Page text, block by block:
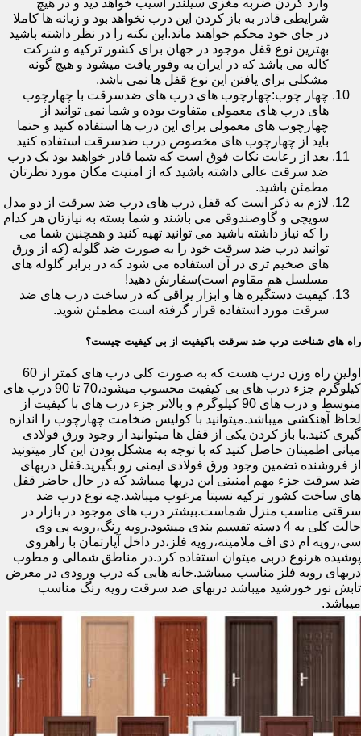
وارد کردن ضربه مغزی سیلندر آسیب خواهد دید و در هیچ
شرایطی قادر به باز کردن این درب نخواهد بود و زبانه ها کاملا
در جای خود محکم خواهند ماند.این نکته را در نظر داشته باشید
بهترین نوع قفل موجود در جهان برای کشور ترکیه و شرکت
کاله می باشد که در ایران به وفور یافت میشود و هیچ گونه
مشکلی برای یافتن این نوع قفل ها نمی باشد.
چهار چوب:چهارچوب های درب های ضدسرقت با چهارچوب
های درب های معمولی متفاوت بوده و شما نمی توانید از
چهارچوب های معمولی برای این درب ها استفاده کنید و حتما
باید از چهارچوب های مخصوص درب ضدسرقت استفاده کنید
بعد از رعایت نکات فوق است که شما قادر خواهید بود یک درب
ضد سرقت عالی داشته باشید که از امنیت مکان مورد نظرتان
مطمئن باشید.
لازم به ذکر است که قفل درب های درب ضد سرقت از دو مدل
سویچی و گاوصندوقی می باشند و شما بسته به نیازتان هر کدام
را که نیاز داشته باشید می توانید تهیه کنید و همچنین شما می
توانید درب ضد سرقت خود را به صورت ضد گلوله (که از ورق
های ضخیم تری در آن استفاده می شود که در برابر گلوله های
مسلسل هم مقاوم است)سفارش دهید!
کیفیت دستگیره ها و ابزار یراقی که در ساخت درب های ضد
سرقت مورد استفاده قرار گرفته است مطمئن شوید.
راه های شناخت درب ضد سرقت باکیفیت از بی کیفیت چیست؟
اولین راه وزن درب هست که به صورت کلی درب های کمتر از 60
کیلوگرم جزء درب های بی کیفیت محسوب میشود،70 تا 90 درب های
متوسط و درب های 90 کیلوگرم و بالاتر جزء درب های با کیفیت از
لحاظ آهنکشی میباشد.میتوانید با کولیس ضخامت چهارچوب را اندازه
گیری کنید.با باز کردن یکی از قفل ها میتوانید از وجود ورق فولادی
میانی اطمینان حاصل کنید که با توجه به مشکل بودن این کار میتونید
از فروشنده تضمین وجود ورق فولادی ایمنی رو بگیرید.قفل دربهای
ضد سرقت جزء مهم امنیتی این دربها میباشد که در حال حاضر قفل
های ساخت کشور ترکیه نسبتا مرغوب میباشد.چه نوع درب ضد
سرقتی مناسب منزل شماست.بیشتر درب های موجود در بازار در
حالت کلی به 4 دسته تقسیم بندی میشود.رویه رنگ،رویه پی وی
سی،رویه ام دی اف ملامینه،رویه فلز،در داخل آپارتمان با راهروی
پوشیده هرنوع دربی میتوان استفاده کرد.در مناطق شمالی و مطوب
دربهای رویه فلز مناسب میباشد.خانه هایی که درب ورودی در معرض
تابش نور خورشید میباشد دربهای ضد سرقت رویه رنگ مناسب
میباشد.